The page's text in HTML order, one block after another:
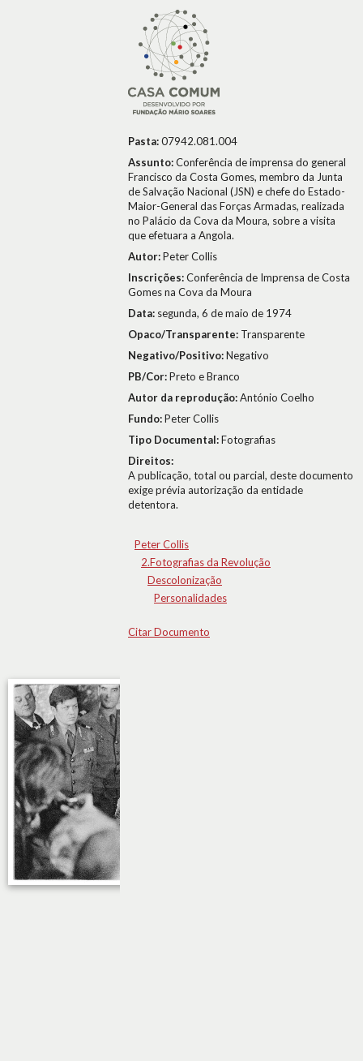
Pasta:07942.081.004
Assunto:Conferência de imprensa do general
Francisco da Costa Gomes, membro da Junta
de Salvação Nacional (JSN) e chefe do Estado-
Maior-General das Forças Armadas, realizada
no Palácio da Cova da Moura, sobre a visita
que efetuara a Angola.
Autor:Peter Collis
Inscrições:Conferência de Imprensa de Costa
Gomes na Cova da Moura
Data: segunda, 6 de maio de 1974
Opaco/Transparente: Transparente
Negativo/Positivo:Negativo
PB/Cor:Preto e Branco
Autor da reprodução:António Coelho
Fundo:Peter Collis
Tipo Documental:Fotografias
Direitos:
A publicação, total ou parcial, deste documento
exige prévia autorização da entidade
detentora.
Peter Collis
2.Fotografias da Revolução
Descolonização
Personalidades
Citar Documento